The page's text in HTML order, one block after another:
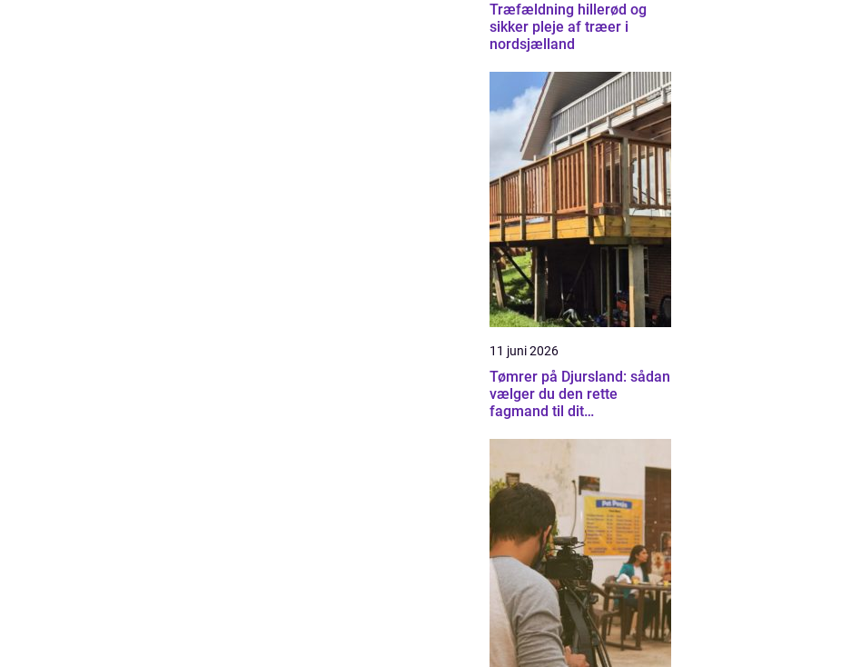
Træfældning hillerød og
sikker pleje af træer i
nordsjælland
11 juni 2026
Tømrer på Djursland: sådan
vælger du den rette
fagmand til dit